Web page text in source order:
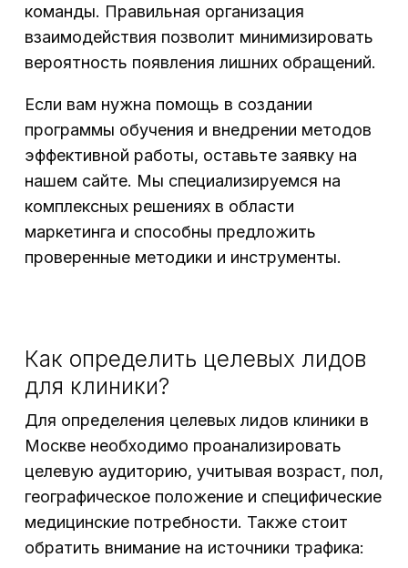
команды. Правильная организация
взаимодействия позволит минимизировать
вероятность появления лишних обращений.
Если вам нужна помощь в создании
программы обучения и внедрении методов
эффективной работы, оставьте заявку на
нашем сайте. Мы специализируемся на
комплексных решениях в области
маркетинга и способны предложить
проверенные методики и инструменты.
Как определить целевых лидов
для клиники?
Для определения целевых лидов клиники в
Москве необходимо проанализировать
целевую аудиторию, учитывая возраст, пол,
географическое положение и специфические
медицинские потребности. Также стоит
обратить внимание на источники трафика: